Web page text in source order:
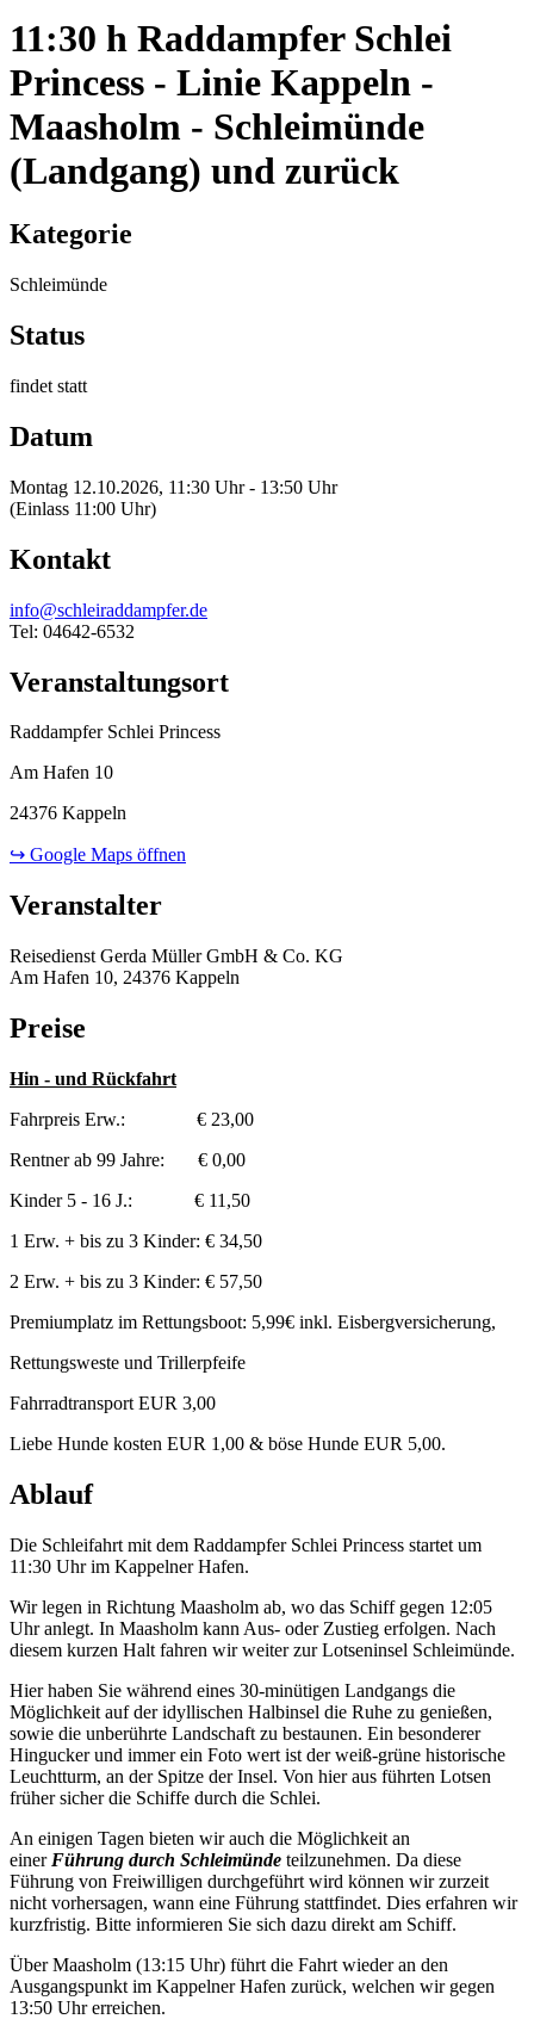
11:30 h Raddampfer Schlei
Princess - Linie Kappeln -
Maasholm - Schleimünde
(Landgang) und zurück
Kategorie
Schleimünde
Status
findet statt
Datum
Montag 12.10.2026, 11:30 Uhr - 13:50 Uhr
(Einlass 11:00 Uhr)
Kontakt
info@schleiraddampfer.de
Tel: 04642-6532
Veranstaltungsort
Raddampfer Schlei Princess
Am Hafen 10
24376 Kappeln
↪ Google Maps öffnen
Veranstalter
Reisedienst Gerda Müller GmbH & Co. KG
Am Hafen 10, 24376 Kappeln
Preise
Hin - und Rückfahrt
Fahrpreis Erw.: € 23,00
Rentner ab 99 Jahre: € 0,00
Kinder 5 - 16 J.: € 11,50
1 Erw. + bis zu 3 Kinder: € 34,50
2 Erw. + bis zu 3 Kinder: € 57,50
Premiumplatz im Rettungsboot: 5,99€ inkl. Eisbergversicherung,
Rettungsweste und Trillerpfeife
Fahrradtransport EUR 3,00
Liebe Hunde kosten EUR 1,00 & böse Hunde EUR 5,00.
Ablauf
Die Schleifahrt mit dem Raddampfer Schlei Princess startet um
11:30 Uhr im Kappelner Hafen.
Wir legen in Richtung Maasholm ab, wo das Schiff gegen 12:05
Uhr anlegt. In Maasholm kann Aus- oder Zustieg erfolgen. Nach
diesem kurzen Halt fahren wir weiter zur Lotseninsel Schleimünde.
Hier haben Sie während eines 30-minütigen Landgangs die
Möglichkeit auf der idyllischen Halbinsel die Ruhe zu genießen,
sowie die unberührte Landschaft zu bestaunen. Ein besonderer
Hingucker und immer ein Foto wert ist der weiß-grüne historische
Leuchtturm, an der Spitze der Insel. Von hier aus führten Lotsen
früher sicher die Schiffe durch die Schlei.
An einigen Tagen bieten wir auch die Möglichkeit an
einer Führung durch Schleimünde teilzunehmen. Da diese
Führung von Freiwilligen durchgeführt wird können wir zurzeit
nicht vorhersagen, wann eine Führung stattfindet. Dies erfahren wir
kurzfristig. Bitte informieren Sie sich dazu direkt am Schiff.
Über Maasholm (13:15 Uhr) führt die Fahrt wieder an den
Ausgangspunkt im Kappelner Hafen zurück, welchen wir gegen
13:50 Uhr erreichen.